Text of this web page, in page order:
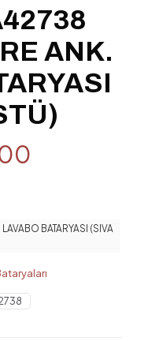
ANK.
BATARYASI (SIVA